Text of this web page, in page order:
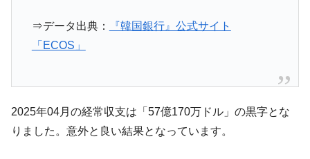
「KDDX」1番艦、2032年竣工と公示
『Money1』
『Money1』
韓国政府『BYD』車への補助金を全廃 ⇒ 実
1.9倍！
『Money1』
在韓米国大使スティールが着韓！⇒ さっそ
⇒データ出典：
『韓国銀行』公式サイト
「ECOS」
2025年04月の経常収支は「57億170万ドル」の黒字とな
りました。意外と良い結果となっています。